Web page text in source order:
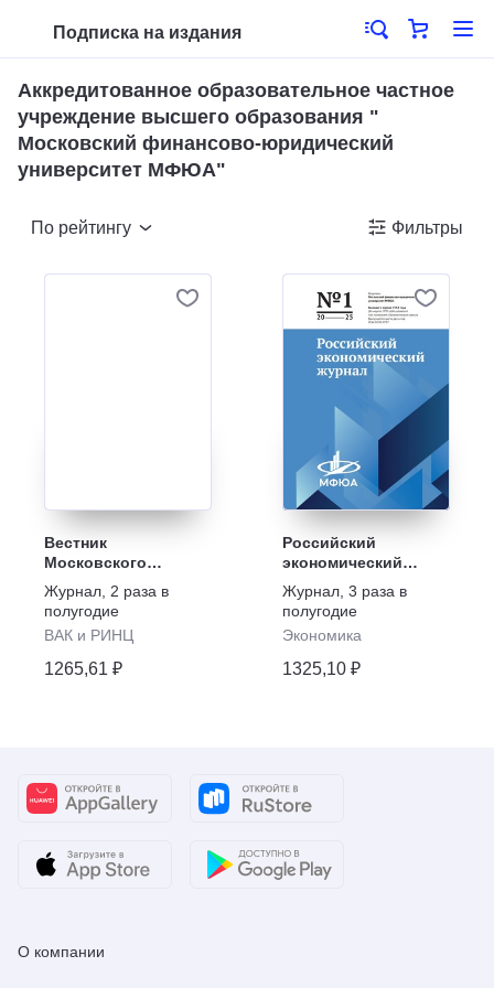
Подписка на издания
Аккредитованное образовательное частное
учреждение высшего образования "
Московский финансово-юридический
университет МФЮА"
По рейтингу Фильтры
Вестник
Московского
финансово-
юридического
университета МФЮА
Журнал 2 раза в
полугодие
ВАК и РИНЦ
1265,61 ₽
Российский
экономический
журнал
Журнал 3 раза в
полугодие
Экономика
1325,10 ₽
О компании